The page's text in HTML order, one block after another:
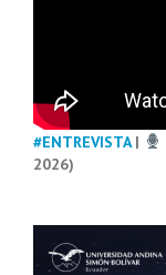
#ENTREVISTA|
2026)